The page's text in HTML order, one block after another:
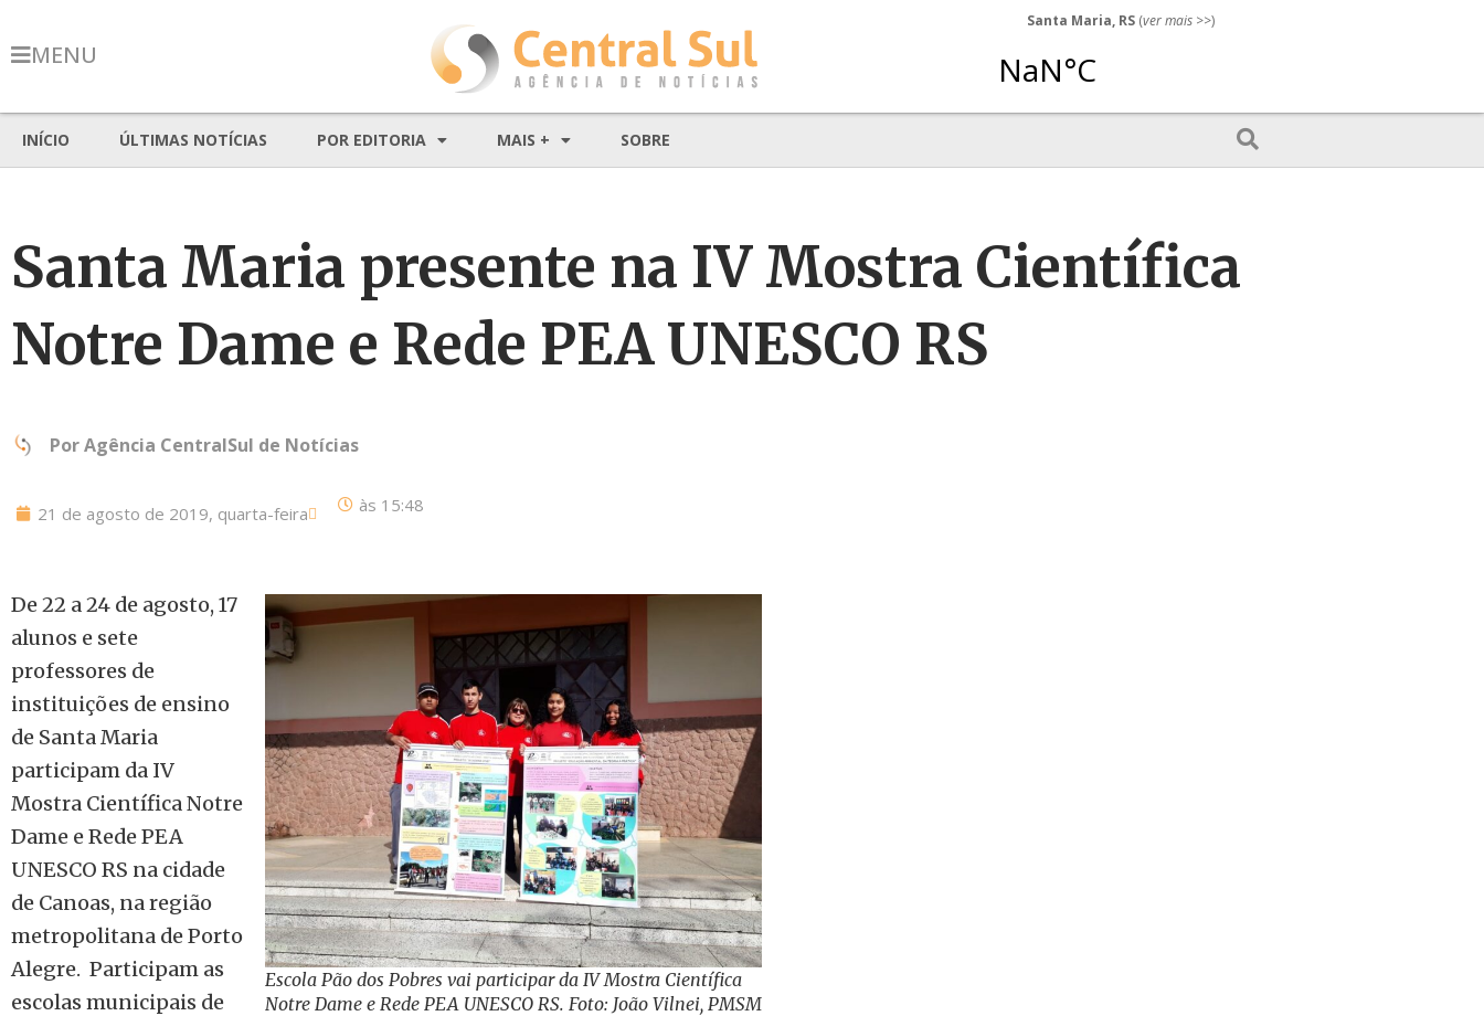
MENU
Santa Maria, RS (ver mais >>)
INÍCIO ÚLTIMAS NOTÍCIAS POR EDITORIA MAIS + SOBRE
Santa Maria presente na IV Mostra Científica
Notre Dame e Rede PEA UNESCO RS
PorAgência CentralSul de Notícias
21 de agosto de 2019, quarta-feira às 15:48
Escola Pão dos Pobres vai participar da IV Mostra Científica
Notre Dame e Rede PEA UNESCO RS. Foto: João Vilnei, PMSM
De 22 a 24 de agosto, 17
alunos e sete
professores de
instituições de ensino
de Santa Maria
participam da IV
Mostra Científica Notre
Dame e Rede PEA
UNESCO RS na cidade
de Canoas, na região
metropolitana de Porto
Alegre. Participam as
escolas municipais de